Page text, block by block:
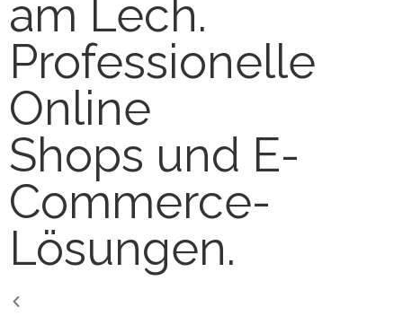
am Lech.
Professionelle
Online
Shops und E-
Commerce-
Lösungen.